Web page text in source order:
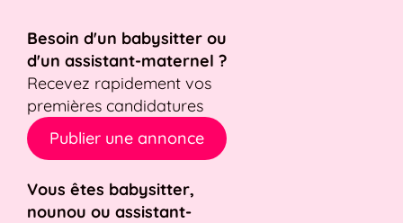
Besoin d'un babysitter ou
d'un assistant-maternel ?
Recevez rapidement vos
premières candidatures
Publier une annonce
Vous êtes babysitter,
nounou ou assistant-